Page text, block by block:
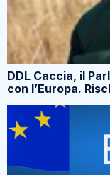
DDL Caccia, il
con l’Europa.